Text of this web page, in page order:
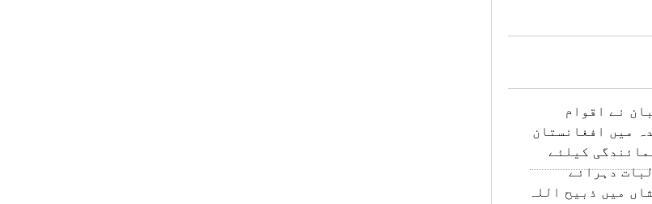
نے اقوام
میں افغانستان
کیلئے
دہرائے
میں ذبیح اللہ